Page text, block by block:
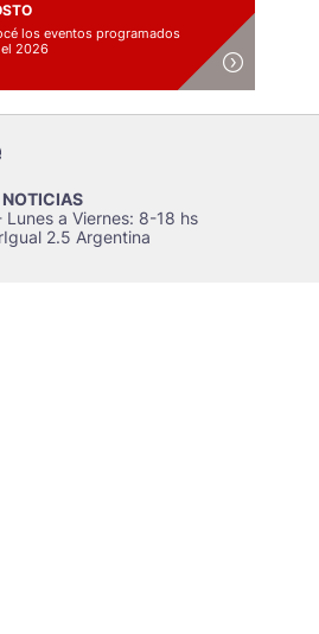
los eventos programados
2026
NOTICIAS
a Viernes: 8-18 hs
2.5 Argentina